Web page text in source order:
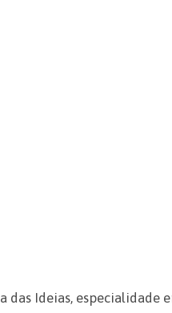
Ideias, especialidade